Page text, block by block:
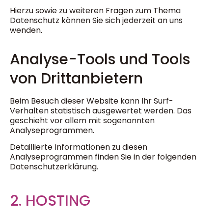
Hierzu sowie zu weiteren Fragen zum Thema
Datenschutz können Sie sich jederzeit an uns
wenden.
Analyse-Tools und Tools
von Dritt­anbietern
Beim Besuch dieser Website kann Ihr Surf-
Verhalten statistisch ausgewertet werden. Das
geschieht vor allem mit sogenannten
Analyseprogrammen.
Detaillierte Informationen zu diesen
Analyseprogrammen finden Sie in der folgenden
Datenschutzerklärung.
2. HOSTING